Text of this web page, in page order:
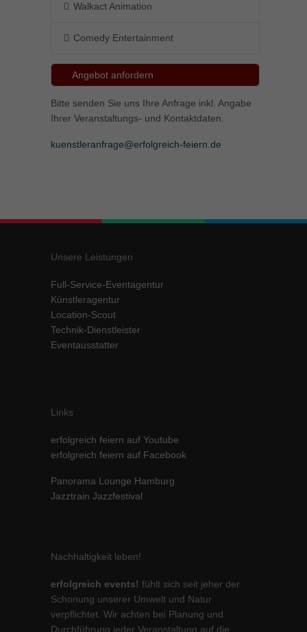
Walkact Animation
Comedy Entertainment
Angebot anfordern
Bitte senden Sie uns Ihre Anfrage inkl. Angabe
Ihrer Veranstaltungs- und Kontaktdaten.
kuenstleranfrage@erfolgreich-feiern.de
Unsere Leistungen
Full-Service-Eventagentur
Künstleragentur
Location-Scout
Technik-Dienstleister
Eventausstatter
Links
erfolgreich feiern auf Youtube
erfolgreich feiern auf Facebook
Panorama Lounge Hamburg
Jazztrain Jazzfestival
Nachhaltigkeit leben!
erfolgreich events! fühlt sich seit jeher der
Schonung unserer Umwelt und Natur
verpflichtet. Wir achten bei Planung und
Durchführung jeder Veranstaltung auf die